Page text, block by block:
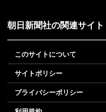
朝日新聞社の関連サイト
このサイトについて
サイトポリシー
プライバシーポリシー